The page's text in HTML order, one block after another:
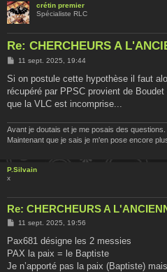
crétin premier
Spécialiste RLC
Re: CHERCHEURS A
M
a
g
11 sept. 2025, 19:44
Si on postule cette hypothèse il faut
récupéré par PPSC provient de
que la VLC est incomprise...
Avant je doutais et je me posais des questions.
Maintenant que je sais je m'en pose encore
P.Silvain
x
Re: CHERCHEURS A
M
s
a
g
11 sept. 2025, 19:56
Pax681 désigne les 2 messies
PAX la paix = le Baptiste
Je n’apporté pas la paix (Baptiste)